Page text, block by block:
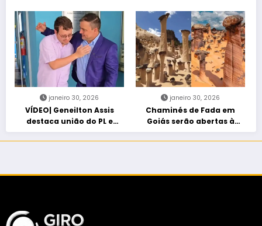
entra em protocolo de
morte encefálica
“Acorda Brasil” em Goiânia
janeiro 30, 2026
VÍDEO| Geneilton Assis
destaca união do PL e
consolidação de apoio a
Maycon Tombini em Jataí
janeiro 30, 2026
Chaminés de Fada em
Goiás serão abertas à
visitação controlada